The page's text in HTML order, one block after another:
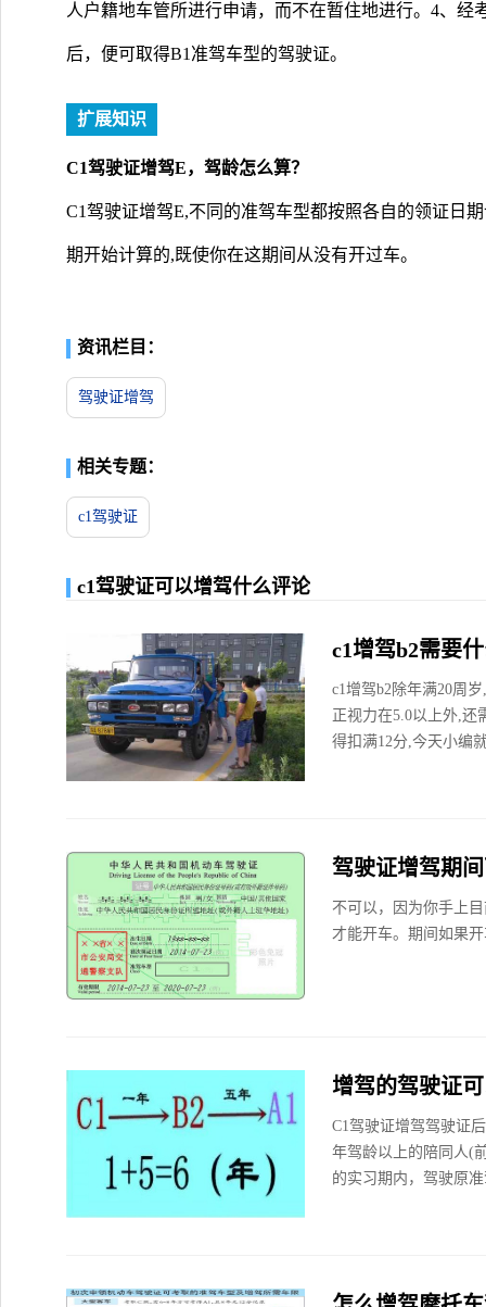
人户籍地车管所进行申请，而不在暂住地进行。4、经
后，便可取得B1准驾车型的驾驶证。
扩展知识
C1驾驶证增驾E，驾龄怎么算？
C1驾驶证增驾E,不同的准驾车型都按照各自的领证日
期开始计算的,既使你在这期间从没有开过车。
资讯栏目：
驾驶证增驾
相关专题：
c1驾驶证
c1驾驶证可以增驾什么评论
c1增驾b2需要
c1增驾b2除年满20周
正视力在5.0以上外,还
得扣满12分,今天小编
驾驶证增驾期
不可以，因为你手上
才能开车。期间如果
增驾的驾驶证
C1驾驶证增驾驾驶证
年驾龄以上的陪同人(
的实习期内，驾驶原